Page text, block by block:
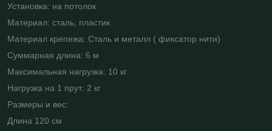
Установка: на потолок
Материал: сталь, пластик
Материал крепежа: Сталь и металл ( фиксатор нити)
Суммарная длина: 6 м
Максимальная нагрузка: 10 кг
Нагрузка на 1 прут: 2 кг
Размеры и вес:
Длина 120 см